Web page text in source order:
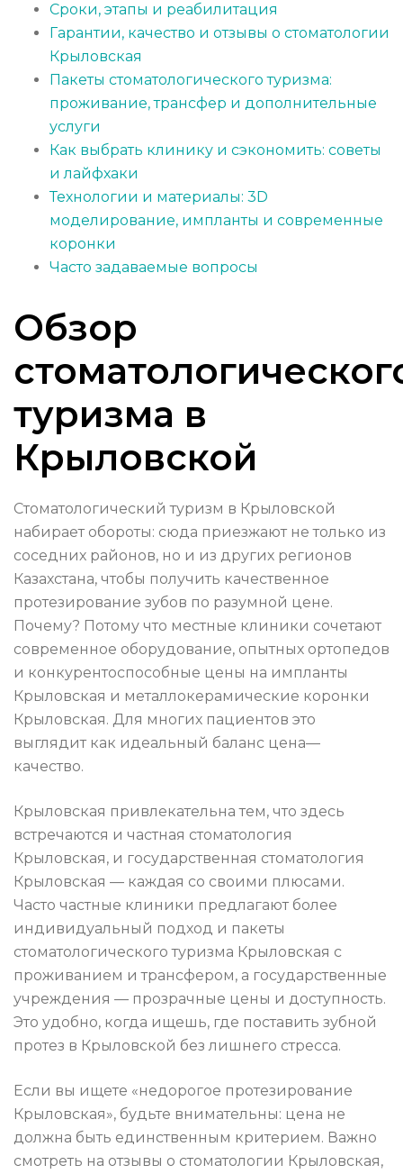
Сроки, этапы и реабилитация
Гарантии, качество и отзывы о стоматологии
Крыловская
Пакеты стоматологического туризма:
проживание, трансфер и дополнительные
услуги
Как выбрать клинику и сэкономить: советы
и лайфхаки
Технологии и материалы: 3D
моделирование, импланты и современные
коронки
Часто задаваемые вопросы
Обзор
туризма в
Крыловской
Стоматологический туризм в Крыловской
набирает обороты: сюда приезжают не только из
соседних районов, но и из других регионов
Казахстана, чтобы получить качественное
протезирование зубов по разумной цене.
Почему? Потому что местные клиники сочетают
современное оборудование, опытных ортопедов
и конкурентоспособные цены на импланты
Крыловская и металлокерамические коронки
Крыловская. Для многих пациентов это
выглядит как идеальный баланс цена—
качество.
Крыловская привлекательна тем, что здесь
встречаются и частная стоматология
Крыловская, и государственная стоматология
Крыловская — каждая со своими плюсами.
Часто частные клиники предлагают более
индивидуальный подход и пакеты
стоматологического туризма Крыловская с
проживанием и трансфером, а государственные
учреждения — прозрачные цены и доступность.
Это удобно, когда ищешь, где поставить зубной
протез в Крыловской без лишнего стресса.
Если вы ищете «недорогое протезирование
Крыловская», будьте внимательны: цена не
должна быть единственным критерием. Важно
смотреть на отзывы о стоматологии Крыловская,